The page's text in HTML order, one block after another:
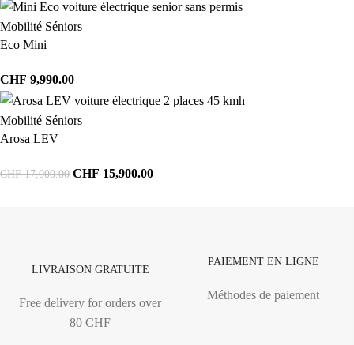
Mobilité Séniors
Eco Mini
CHF 9,990.00
Mobilité Séniors
Arosa LEV
CHF17,000.00 CHF 15,900.00
LIVRAISON GRATUITE
Free delivery for orders over
80 CHF
PAIEMENT EN LIGNE
Méthodes de paiement